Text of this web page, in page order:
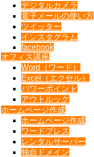
デジタルカメラ
電子メールの使い方
ツイッター
インスタグラム
facebook
オフィス講座
Word（ワード）
Excel（エクセル）
パワーポイント
アウトルック
ホームページ作成
ホームページ作成
ワードプレス
レンタルサーバー
独自ドメイン